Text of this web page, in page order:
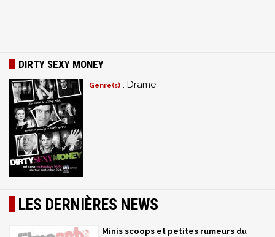
DIRTY SEXY MONEY
Genre(s) : Drame
LES DERNIÈRES NEWS
Minis scoops et petites rumeurs du